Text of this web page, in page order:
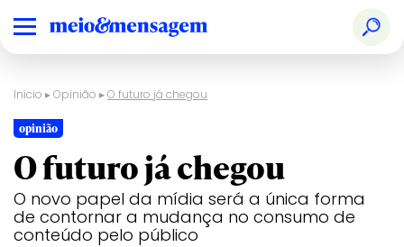
Início ▸Opinião ▸O futuro já chegou
opinião
O futuro já chegou
O novo papel da mídia será a única forma
de contornar a mudança no consumo de
conteúdo pelo público